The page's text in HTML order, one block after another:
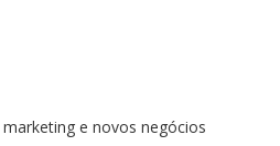
e novos negócios